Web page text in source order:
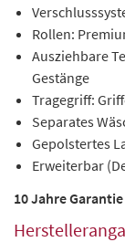
Rollen:
Ausziehbare
Gestänge
Tragegriff:
Separates
Gepolstertes
Erweiterbar
10 Jahre Garantie